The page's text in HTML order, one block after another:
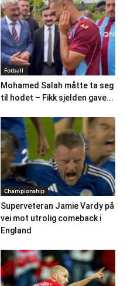
Fotball
Mohamed Salah måtte ta seg
til hodet – Fikk sjelden gave...
Championship
Superveteran Jamie Vardy på
vei mot utrolig comeback i
England